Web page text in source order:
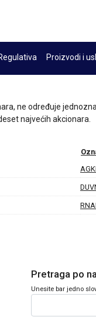
Proizvodi i
ne određuje
najvećih akcionara.
Pretraga po
Unesite bar jedno